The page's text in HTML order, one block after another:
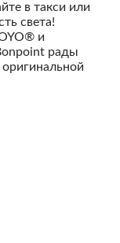
в такси или
света!
и
рады